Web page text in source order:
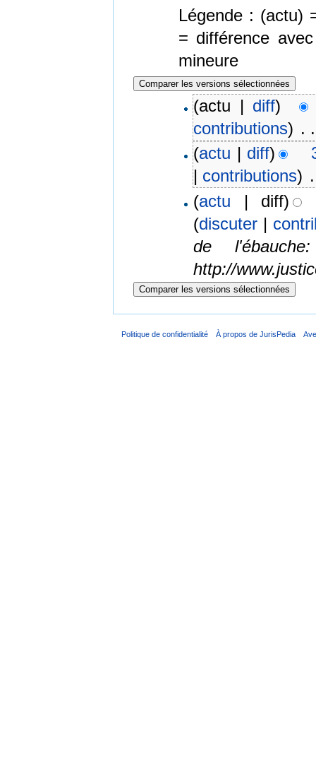
Légende : (actu)
= différence
mineure
(actu | diff)
contributions) . .
(actu | diff)
| contributions)
(actu | diff)
(discuter |
de
http://
Politique de confidentialité À propos de JurisPedia